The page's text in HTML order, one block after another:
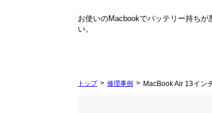
お使いのMacbookでバッテリー持ち
い。
トップ 修理事例 MacBook Air 13イン